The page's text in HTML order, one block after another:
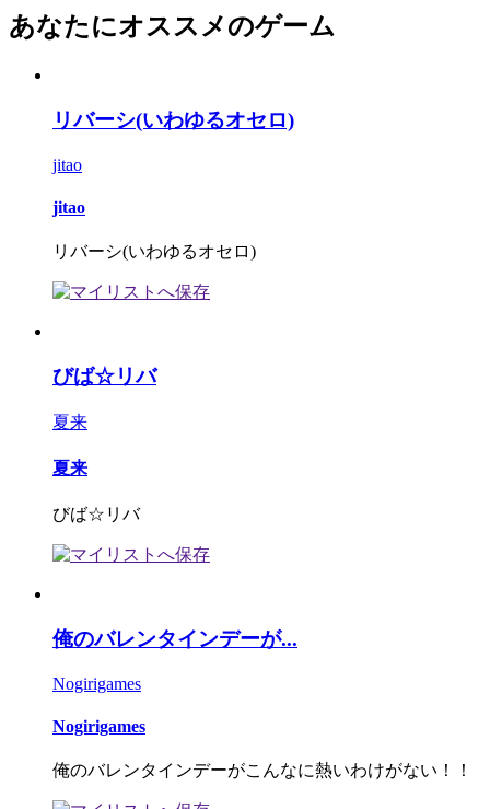
あなたにオススメのゲーム
リバーシ(いわゆるオセロ)
jitao
jitao
リバーシ(いわゆるオセロ)
びば☆リバ
夏来
夏来
びば☆リバ
俺のバレンタインデーが...
Nogirigames
Nogirigames
俺のバレンタインデーがこんなに熱いわけがない！！